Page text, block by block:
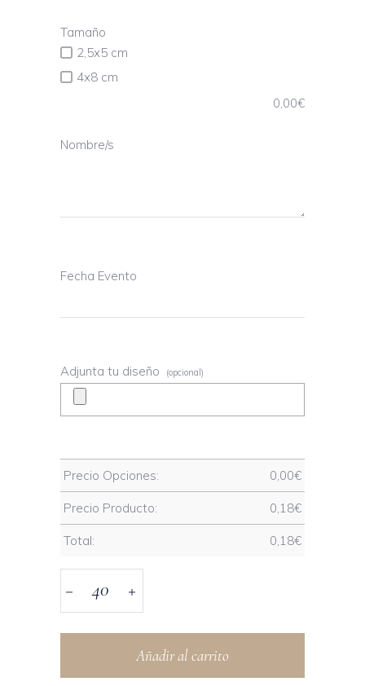
Tamaño
2,5x5 cm
4x8 cm
0,00€
Nombre/s
Fecha Evento
Adjunta tu diseño (opcional)
Precio Opciones: 0,00€
Precio Producto: 0,18€
Total: 0,18€
Añadir al carrito